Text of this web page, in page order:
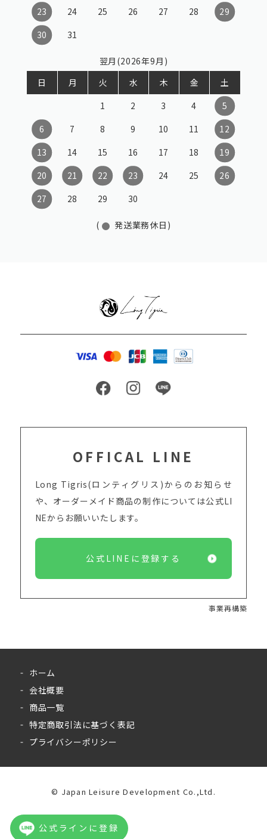
公式ラインに登録
23
24 25 26 27 28
29
30
31
翌月(2026年9月)
日
月 火 水 木 金
土
1
2 3 4
5
6
7 8 9 10 11
12
13
14 15 16 17 18
19
20
21 22 23 24 25
26
27
28 29 30
( 発送業務休日)
OFFICAL LINE
Long Tigris(ロンティグリス)からのお知らせ
や、オーダーメイド商品の制作については公式LI
NEからお願いいたします。
公式LINEに登録する
事業再構築
ホーム
会社概要
商品一覧
特定商取引法に基づく表記
プライバシーポリシー
©︎ Japan Leisure Development Co.,Ltd.